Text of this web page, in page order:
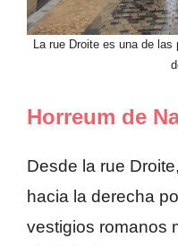
La rue Droite es una de
Horreum de
Desde la rue
hacia la derecha
vestigios romanos